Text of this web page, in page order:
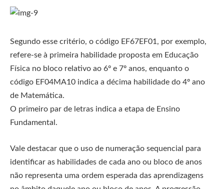
Segundo esse critério, o código EF67EF01, por exemplo,
refere-se à primeira habilidade proposta em Educação
Física no bloco relativo ao 6º e 7º anos, enquanto o
código EF04MA10 indica a décima habilidade do 4º ano
de Matemática.
O primeiro par de letras indica a etapa de Ensino
Fundamental.
Vale destacar que o uso de numeração sequencial para
identificar as habilidades de cada ano ou bloco de anos
não representa uma ordem esperada das aprendizagens